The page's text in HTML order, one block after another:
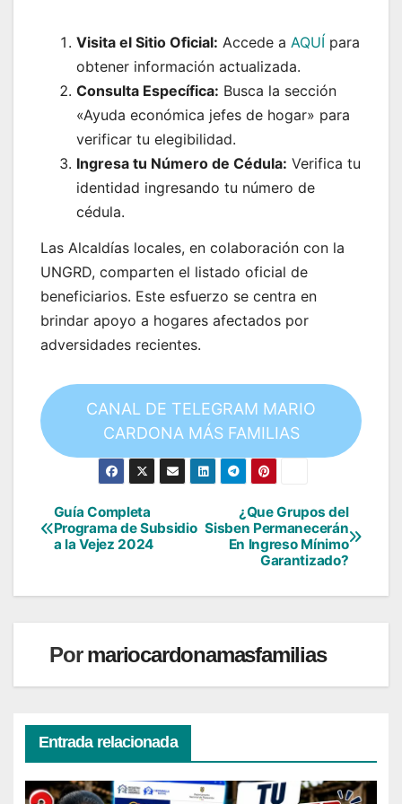
Visita el Sitio Oficial: Accede a AQUÍ para
obtener información actualizada.
Consulta Específica: Busca la sección
«Ayuda económica jefes de hogar» para
verificar tu elegibilidad.
Ingresa tu Número de Cédula: Verifica tu
identidad ingresando tu número de
cédula.
Las Alcaldías locales, en colaboración con la
UNGRD, comparten el listado oficial de
beneficiarios. Este esfuerzo se centra en
brindar apoyo a hogares afectados por
adversidades recientes.
CANAL DE TELEGRAM MARIO
CARDONA MÁS FAMILIAS
Navegación
de
entradas
¿Que Grupos del
Sisben Permanecerán
En Ingreso Mínimo
Garantizado?
Guía Completa
Programa de Subsidio
a la Vejez 2024
Pormariocardonamasfamilias
Entrada relacionada